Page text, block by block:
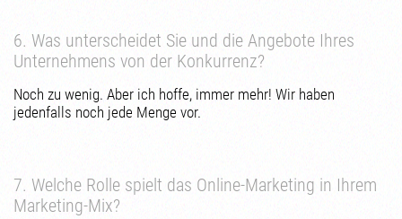
6. Was unterscheidet Sie und die Angebote Ihres
Unternehmens von der Konkurrenz?
Noch zu wenig. Aber ich hoffe, immer mehr! Wir haben
jedenfalls noch jede Menge vor.
7. Welche Rolle spielt das Online-Marketing in Ihrem
Marketing-Mix?